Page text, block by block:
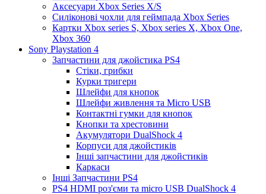
Аксесуари Xbox Series X/S
Силіконові чохли для геймпада Xbox Series
Картки Xbox series S, Xbox series X, Xbox One,
Xbox 360
Sony Playstation 4
Запчастини для джойстика PS4
Стіки, грибки
Курки тригери
Шлейфи для кнопок
Шлейфи живлення та Micro USB
Контактні гумки для кнопок
Кнопки та хрестовини
Акумулятори DualShock 4
Корпуси для джойстиків
Інші запчастини для джойстиків
Каркаси
Інші Запчастини PS4
PS4 HDMI роз'єми та micro USB DualShock 4